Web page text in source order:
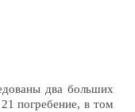
два больших
погребение, в том